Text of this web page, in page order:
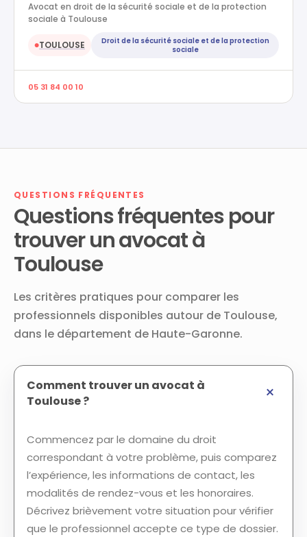
Avocat en droit de la sécurité sociale et de la protection
sociale à Toulouse
●TOULOUSE
Droit de la sécurité sociale et de la protection
sociale
05 31 84 00 10
QUESTIONS FRÉQUENTES
Questions fréquentes pour
trouver un avocat à
Toulouse
Les critères pratiques pour comparer les
professionnels disponibles autour de Toulouse,
dans le département de Haute-Garonne.
Comment trouver un avocat à
Toulouse ?
Commencez par le domaine du droit
correspondant à votre problème, puis comparez
l’expérience, les informations de contact, les
modalités de rendez-vous et les honoraires.
Décrivez brièvement votre situation pour vérifier
que le professionnel accepte ce type de dossier.